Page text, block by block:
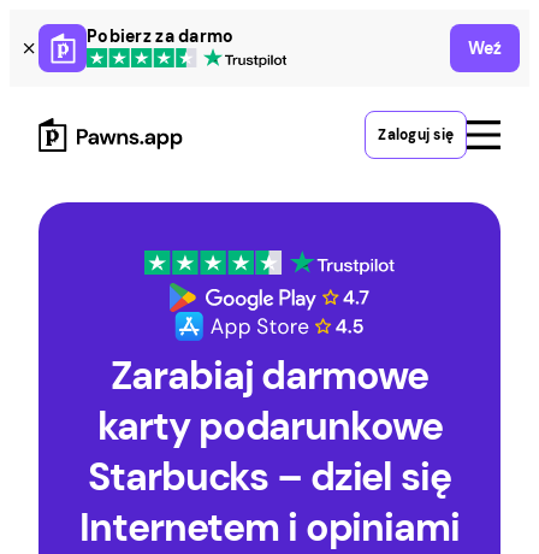
Skip
to
content
Pobierz za darmo
Weź
Zaloguj się
Zarabiaj darmowe
karty podarunkowe
Starbucks – dziel się
Internetem i opiniami